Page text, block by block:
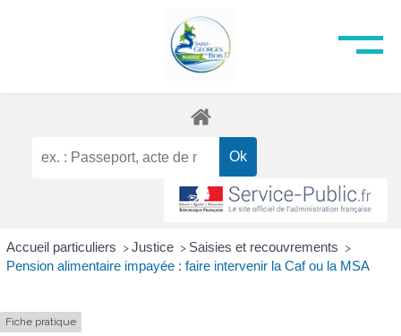
Accueil particuliers > Justice > Saisies et recouvrements >
Pension alimentaire impayée : faire intervenir la Caf ou la MSA
Fiche pratique